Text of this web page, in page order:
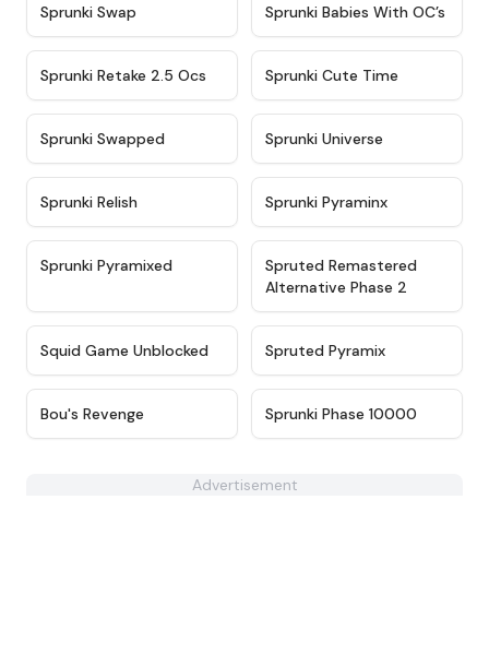
Sprunki Swap ★ 4.8
Sprunki Babies With OC’s
★ 4.6
Sprunki Retake 2.5 Ocs Sprunki Cute Time
Sprunki Swapped Sprunki Universe
Sprunki Relish Sprunki Pyraminx
Sprunki Pyramixed ★
Spruted Remastered
Alternative Phase 2
★ 4.6
Squid Game Unblocked Spruted Pyramix
Bou's Revenge ★
Sprunki Phase 10000
Advertisement